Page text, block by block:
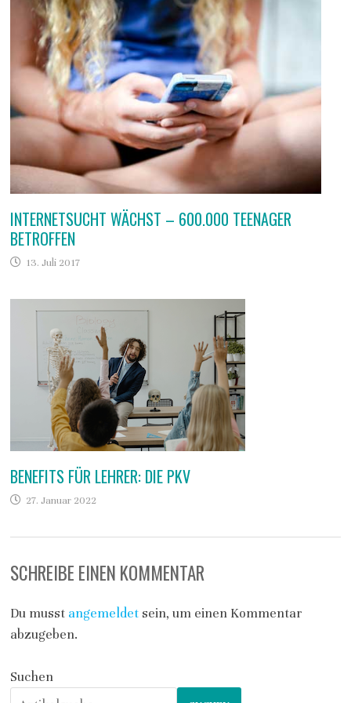
INTERNETSUCHT WÄCHST – 600.000 TEENAGER
BETROFFEN
13. Juli 2017
BENEFITS FÜR LEHRER: DIE PKV
27. Januar 2022
SCHREIBE EINEN KOMMENTAR
Du musst angemeldetsein, um einen Kommentar
abzugeben.
Suchen